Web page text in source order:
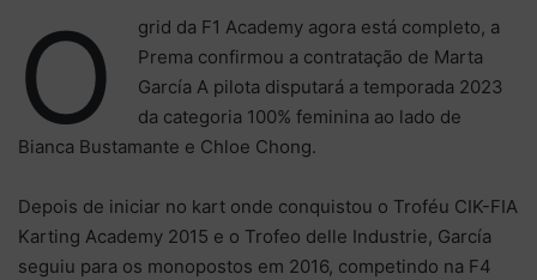
O
grid da F1 Academy agora está completo, a
Prema confirmou a contratação de Marta
García A pilota disputará a temporada 2023
da categoria 100% feminina ao lado de
Bianca Bustamante e Chloe Chong.
Depois de iniciar no kart onde conquistou o Troféu CIK-FIA
Karting Academy 2015 e o Trofeo delle Industrie, García
seguiu para os monopostos em 2016, competindo na F4